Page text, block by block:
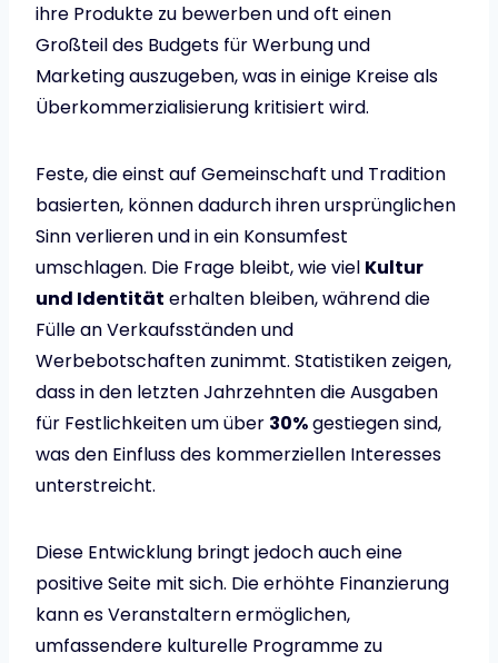
ihre Produkte zu bewerben und oft einen
Großteil des Budgets für Werbung und
Marketing auszugeben, was in einige Kreise als
Überkommerzialisierung kritisiert wird.
Feste, die einst auf Gemeinschaft und Tradition
basierten, können dadurch ihren ursprünglichen
Sinn verlieren und in ein Konsumfest
umschlagen. Die Frage bleibt, wie viel Kultur
und Identität erhalten bleiben, während die
Fülle an Verkaufsständen und
Werbebotschaften zunimmt. Statistiken zeigen,
dass in den letzten Jahrzehnten die Ausgaben
für Festlichkeiten um über 30%gestiegen sind,
was den Einfluss des kommerziellen Interesses
unterstreicht.
Diese Entwicklung bringt jedoch auch eine
positive Seite mit sich. Die erhöhte Finanzierung
kann es Veranstaltern ermöglichen,
umfassendere kulturelle Programme zu